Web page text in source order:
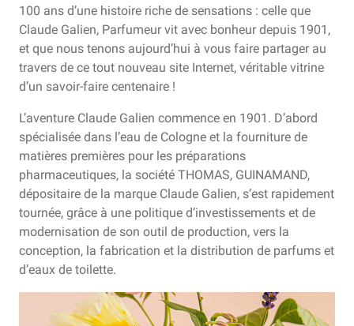
100 ans d’une histoire riche de sensations : celle que
Claude Galien, Parfumeur vit avec bonheur depuis 1901,
et que nous tenons aujourd’hui à vous faire partager au
travers de ce tout nouveau site Internet, véritable vitrine
d’un savoir-faire centenaire !
L’aventure Claude Galien commence en 1901. D’abord
spécialisée dans l’eau de Cologne et la fourniture de
matières premières pour les préparations
pharmaceutiques, la société THOMAS, GUINAMAND,
dépositaire de la marque Claude Galien, s’est rapidement
tournée, grâce à une politique d’investissements et de
modernisation de son outil de production, vers la
conception, la fabrication et la distribution de parfums et
d’eaux de toilette.